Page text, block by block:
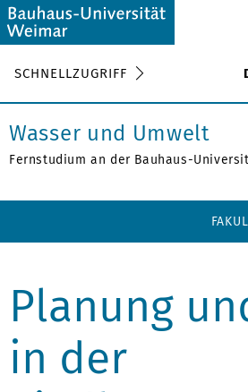
SCHNELLZUGRIFF
Wasser und Umwelt
Fernstudium an der Bauhaus-
Planung
in der